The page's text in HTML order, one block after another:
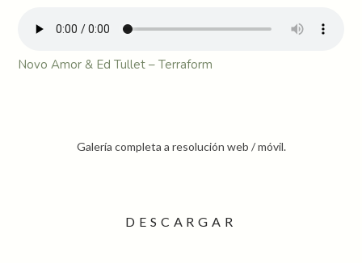
Novo Amor & Ed Tullet – Terraform
Galería completa a resolución web / móvil.